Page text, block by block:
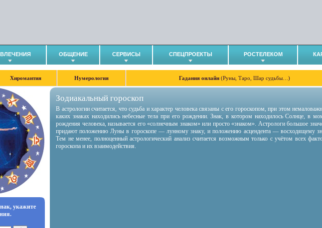
ОБЩЕНИЕ СЕРВИСЫ СПЕЦПРОЕКТЫ РОСТЕЛЕКОМ
Хиромантия Нумерология Гадания онлайн (Руны, Таро, Шар судьбы…)
укажите
Зодиакальный гороскоп
В астрологии считается, что судьба и характер человека связаны с его гороскопом, при этом
каких знаках находились небесные тела при его рождении. Знак, в котором находилось Солнце, в
рождения человека, называется его «солнечным знаком» или просто «знаком». Астрологи большое
придают положению Луны в гороскопе — лунному знаку, и положению асцендента — восходящему
Тем не менее, полноценный астрологический анализ считается возможным только с учётом всех
гороскопа и их взаимодействия.